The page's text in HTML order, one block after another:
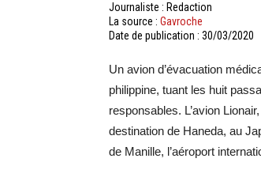
Journaliste : Redaction
La source : Gavroche
Date de publication : 30/03/2020
Un avion d’évacuation
philippine, tuant les huit
responsables. L’avion
destination de Haneda, au
de Manille, l’aéroport